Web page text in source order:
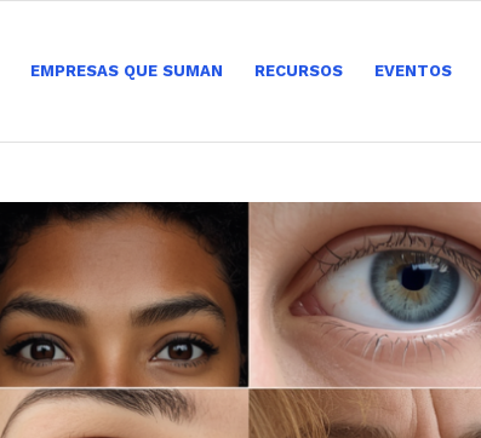
EMPRESAS QUE SUMAN RECURSOS EVENTOS